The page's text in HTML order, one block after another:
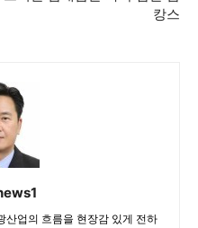
캉스
산업의 흐름을 현장감 있게 전하